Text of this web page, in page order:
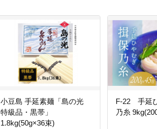
小豆島 手延素麺「島の光
特級品・黒帯」
1.8kg(50g×36束)
F-22 手延
乃糸